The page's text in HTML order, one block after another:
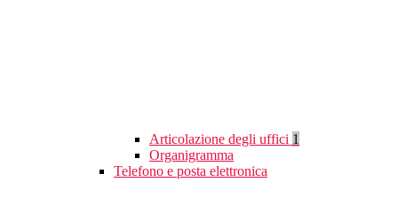
Articolazione degli uffici 1
Organigramma
Telefono e posta elettronica